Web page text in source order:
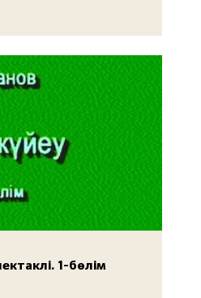
1-бөлім